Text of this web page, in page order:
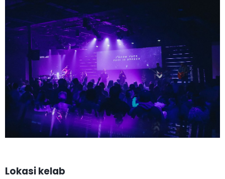
Lokasi kelab